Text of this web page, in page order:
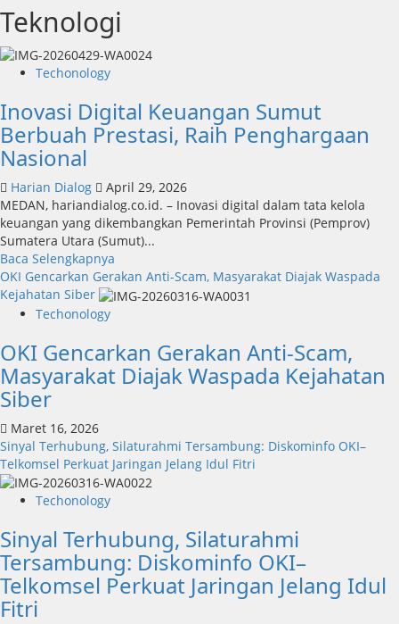
Teknologi
Techonology
Inovasi Digital Keuangan Sumut
Berbuah Prestasi, Raih Penghargaan
Nasional
Harian Dialog
April 29, 2026
MEDAN, hariandialog.co.id. – Inovasi digital dalam tata kelola
keuangan yang dikembangkan Pemerintah Provinsi (Pemprov)
Sumatera Utara (Sumut)...
Baca Selengkapnya
more
about
Keuangan
Sumut
Berbuah
Nasional
OKI Gencarkan Gerakan Anti-Scam, Masyarakat Diajak Waspada
Kejahatan Siber
Techonology
OKI Gencarkan Gerakan Anti-Scam,
Masyarakat Diajak Waspada Kejahatan
Siber
Maret 16, 2026
Sinyal Terhubung, Silaturahmi Tersambung: Diskominfo OKI–
Telkomsel Perkuat Jaringan Jelang Idul Fitri
Techonology
Sinyal Terhubung, Silaturahmi
Tersambung: Diskominfo OKI–
Telkomsel Perkuat Jaringan Jelang Idul
Fitri